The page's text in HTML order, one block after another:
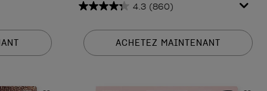
4.3 (860)
4.3
5
étoiles.
ACHETEZ MAINTENANT